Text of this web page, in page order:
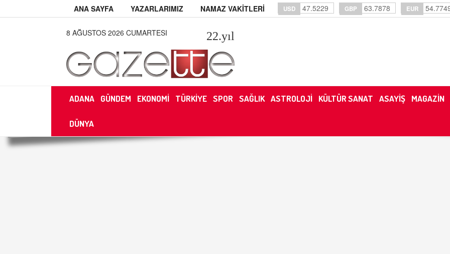
ANA SAYFA YAZARLARIMIZ NAMAZ VAKİTLERİ USD 47.5229 GBP 63.7878 EUR
8 AĞUSTOS 2026 CUMARTESI 22.yıl
ADANA GÜNDEM EKONOMİ TÜRKİYE SPOR SAĞLIK ASTROLOJİ KÜLTÜR SANAT ASAYİŞ MAGAZİN
DÜNYA